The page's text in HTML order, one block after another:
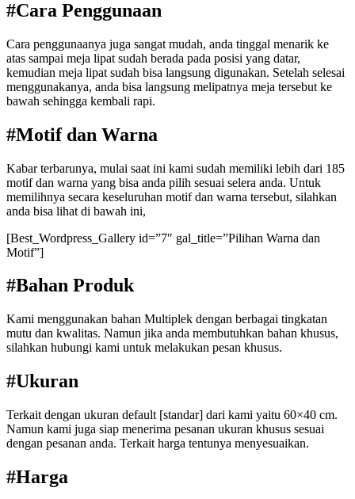
#Cara Penggunaan
Cara penggunaanya juga sangat mudah, anda tinggal menarik ke
atas sampai meja lipat sudah berada pada posisi yang datar,
kemudian meja lipat sudah bisa langsung digunakan. Setelah selesai
menggunakanya, anda bisa langsung melipatnya meja tersebut ke
bawah sehingga kembali rapi.
#Motif dan Warna
Kabar terbarunya, mulai saat ini kami sudah memiliki lebih dari 185
motif dan warna yang bisa anda pilih sesuai selera anda. Untuk
memilihnya secara keseluruhan motif dan warna tersebut, silahkan
anda bisa lihat di bawah ini,
[Best_Wordpress_Gallery id=”7″ gal_title=”Pilihan Warna dan
Motif”]
#Bahan Produk
Kami menggunakan bahan Multiplek dengan berbagai tingkatan
mutu dan kwalitas. Namun jika anda membutuhkan bahan khusus,
silahkan hubungi kami untuk melakukan pesan khusus.
#Ukuran
Terkait dengan ukuran default [standar] dari kami yaitu 60×40 cm.
Namun kami juga siap menerima pesanan ukuran khusus sesuai
dengan pesanan anda. Terkait harga tentunya menyesuaikan.
#Harga